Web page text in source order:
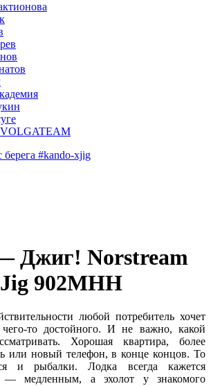
#kando-xjig
Джиг! Norstream
902MHH
любой потребитель хочет
чего-то достойного. И не важно, какой
Хорошая квартира, более
или новый телефон, в конце концов. То
и рыбалки. Лодка всегда кажется
— медленным, а эхолот у знакомого